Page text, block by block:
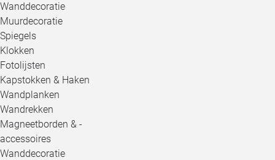
Wanddecoratie
Muurdecoratie
Spiegels
Klokken
Fotolijsten
Kapstokken & Haken
Wandplanken
Wandrekken
Magneetborden & -
accessoires
Wanddecoratie